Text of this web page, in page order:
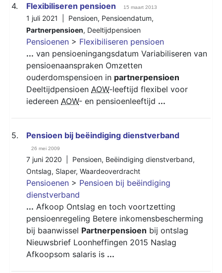
4. Flexibiliseren pensioen 15 maart 2013
1 juli 2021 | Pensioen, Pensioendatum,
Partnerpensioen, Deeltijdpensioen
Pensioenen > Flexibiliseren pensioen
... van pensioeningangsdatum Variabiliseren van
pensioenaanspraken Omzetten
ouderdomspensioen in partnerpensioen
Deeltijdpensioen AOW-leeftijd flexibel voor
iedereen AOW- en pensioenleeftijd ...
5. Pensioen bij beëindiging dienstverband
26 mei 2009
7 juni 2020 | Pensioen, Beëindiging dienstverband,
Ontslag, Slaper, Waardeoverdracht
Pensioenen > Pensioen bij beëindiging
dienstverband
... Afkoop Ontslag en toch voortzetting
pensioenregeling Betere inkomensbescherming
bij baanwissel Partnerpensioen bij ontslag
Nieuwsbrief Loonheffingen 2015 Naslag
Afkoopsom salaris is ...